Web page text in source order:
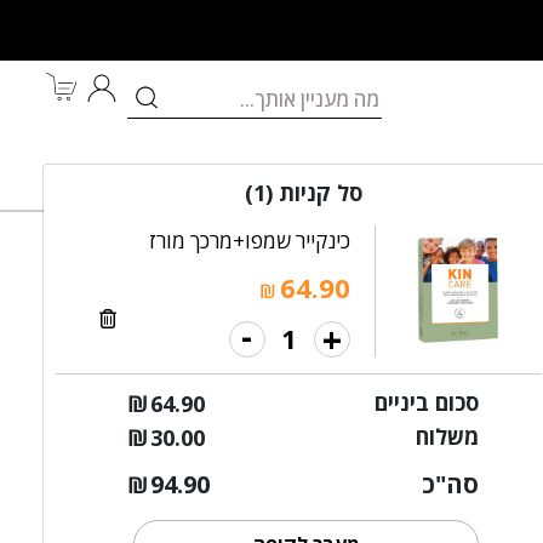
מותגים במבצע
סל קניות(1)
כינקייר שמפו+מרכך מורז
₪ 64.90
+
-
סכום ביניים ₪64.90
משלוח
₪30.00
סה"כ ₪94.90
כינקייר טיפולי
הוספה לסל